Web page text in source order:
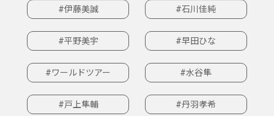
#伊藤美誠 #石川佳純
#平野美宇 #早田ひな
#ワールドツアー #水谷隼
#戸上隼輔 #丹羽孝希